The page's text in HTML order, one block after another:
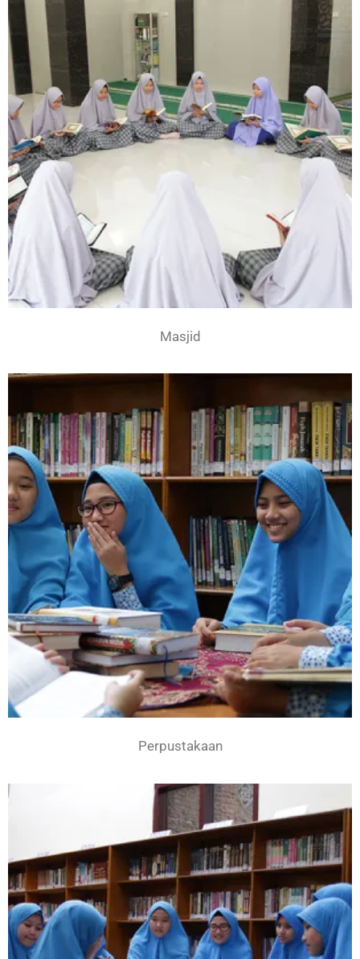
Masjid
Perpustakaan